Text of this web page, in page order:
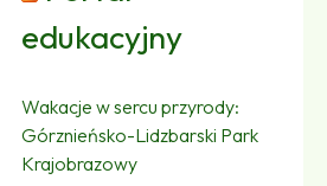
edukacyjny
Wakacje w sercu przyrody:
Górznieńsko-Lidzbarski Park
Krajobrazowy